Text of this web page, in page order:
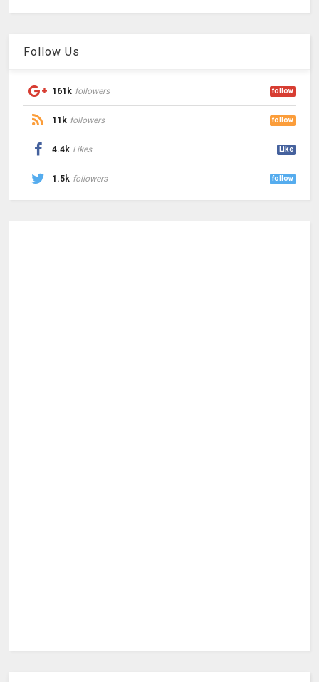
Follow Us
161k followers follow
11k followers follow
4.4k Likes Like
1.5k followers follow